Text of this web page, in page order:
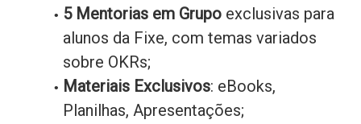
5 Mentorias em Grupoexclusivas para
alunos da Fixe, com temas variados
sobre OKRs;
Materiais Exclusivos: eBooks,
Planilhas, Apresentações;